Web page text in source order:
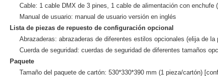
Cable: 1 cable DMX de 3 pines, 1 cable de alimentación con enchufe
Manual de usuario: manual de usuario versión en inglés
Lista de piezas de repuesto de configuración opcional
Abrazaderas: abrazaderas de diferentes estilos opcionales (elija de
Cuerda de seguridad: cuerdas de seguridad de diferentes tamaños
Paquete
Tamaño del paquete de cartón: 530*330*390 mm (1 pieza/cartón)